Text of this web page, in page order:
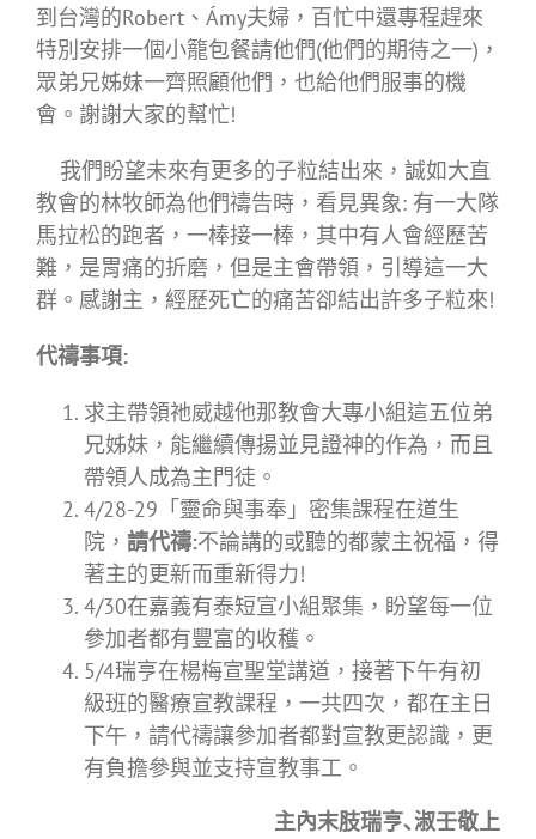
到台灣的Robert、Ámy夫婦，百忙中還專程趕來
特別安排一個小籠包餐請他們(他們的期待之一)，
眾弟兄姊妹一齊照顧他們，也給他們服事的機
會。謝謝大家的幫忙!
我們盼望未來有更多的子粒結出來，誠如大直
教會的林牧師為他們禱告時，看見異象: 有一大隊
馬拉松的跑者，一棒接一棒，其中有人會經歷苦
難，是胃痛的折磨，但是主會帶領，引導這一大
群。感謝主，經歷死亡的痛苦卻結出許多子粒來!
代禱事項:
求主帶領祂威越他那教會大專小組這五位弟
兄姊妹，能繼續傳揚並見證神的作為，而且
帶領人成為主門徒。
4/28-29「靈命與事奉」密集課程在道生
院， 請代禱:不論講的或聽的都蒙主祝福，得
著主的更新而重新得力!
4/30在嘉義有泰短宣小組聚集，盼望每一位
參加者都有豐富的收穫。
5/4瑞亨在楊梅宣聖堂講道，接著下午有初
級班的醫療宣教課程，一共四次，都在主日
下午，請代禱讓參加者都對宣教更認識，更
有負擔參與並支持宣教事工。
主內末肢瑞亨､淑壬敬上